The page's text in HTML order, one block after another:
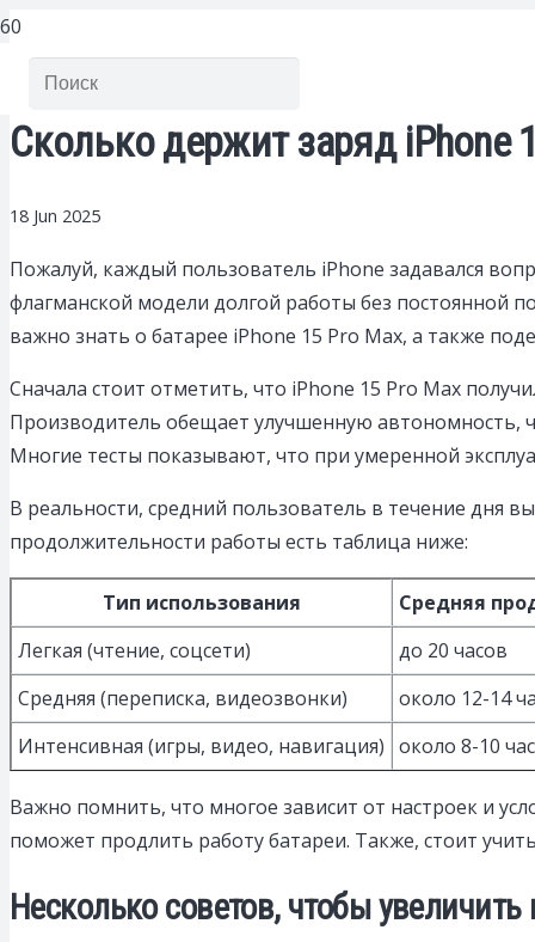
Сколько держит заряд
18 Jun 2025
Пожалуй, каждый пользователь iPhone задавался
флагманской модели долгой работы без постоянной
важно знать о батарее iPhone 15 Pro Max, а также
Сначала стоит отметить, что iPhone 15 Pro Max
Производитель обещает улучшенную автономность,
Многие тесты показывают, что при умеренной
В реальности, средний пользователь в течение дня
продолжительности работы есть таблица ниже:
Тип использования
Средняя
Легкая (чтение, соцсети)
до 20 часов
Средняя (переписка, видеозвонки)
около 12-14
Интенсивная (игры, видео, навигация) около 8-10
Важно помнить, что многое зависит от настроек и
поможет продлить работу батареи. Также, стоит
Несколько советов, чтобы